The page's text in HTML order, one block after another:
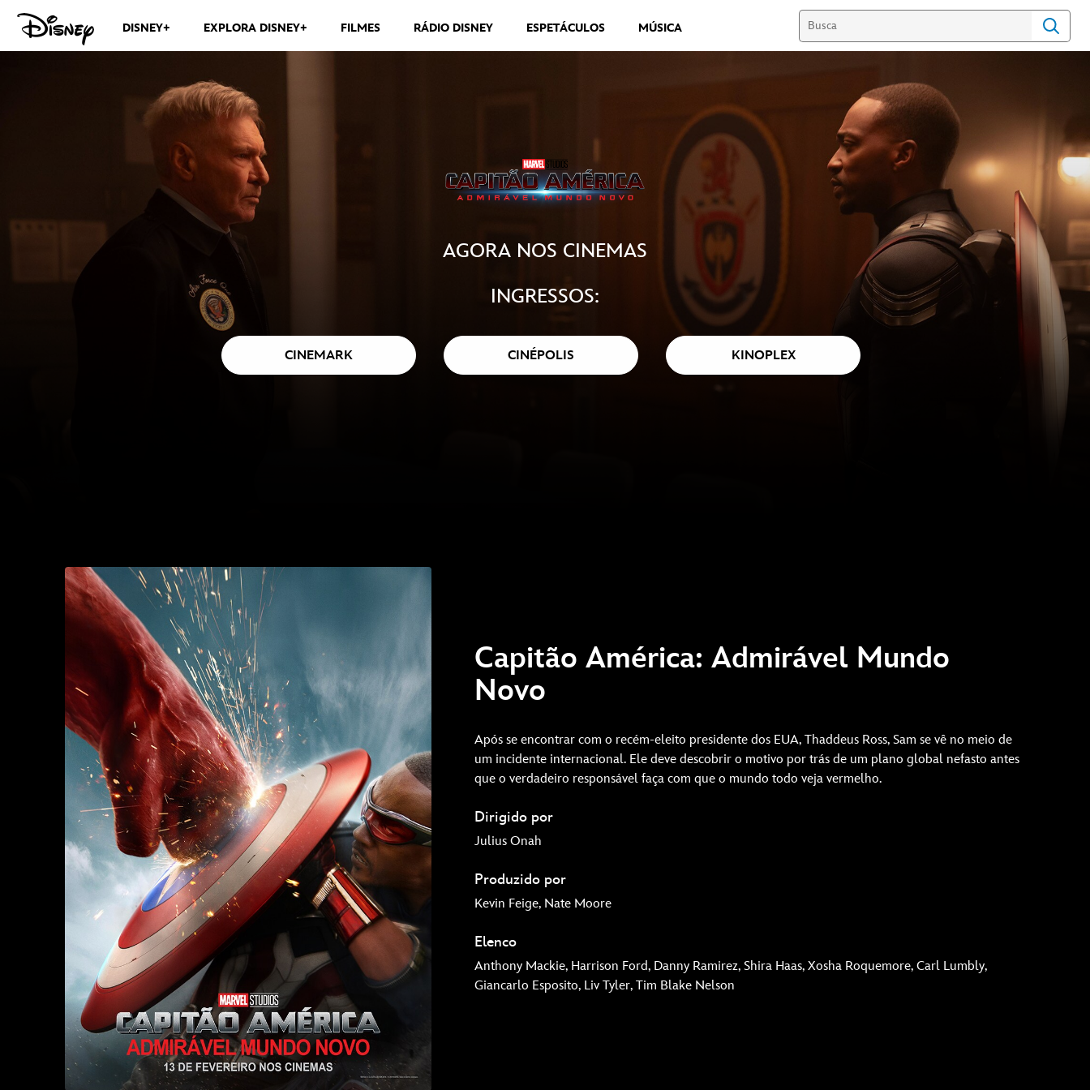
DISNEY+ EXPLORA DISNEY+ FILMES RÁDIO DISNEY ESPETÁCULOS MÚSICA
AGORA NOS CINEMAS
INGRESSOS:
CINEMARK CINÉPOLIS KINOPLEX
Capitão América: Admirável Mundo
Novo
Após se encontrar com o recém-eleito presidente dos EUA, Thaddeus Ross, Sam se vê no meio de
um incidente internacional. Ele deve descobrir o motivo por trás de um plano global nefasto antes
que o verdadeiro responsável faça com que o mundo todo veja vermelho.
Dirigido por
Julius Onah
Produzido por
Kevin Feige, Nate Moore
Elenco
Anthony Mackie, Harrison Ford, Danny Ramirez, Shira Haas, Xosha Roquemore, Carl Lumbly,
Giancarlo Esposito, Liv Tyler, Tim Blake Nelson